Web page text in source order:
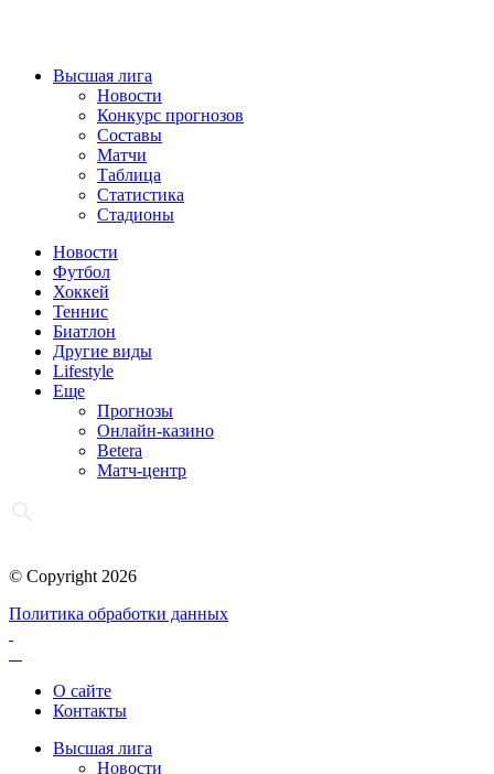
Высшая лига
Новости
Конкурс прогнозов
Составы
Матчи
Таблица
Статистика
Стадионы
Новости
Футбол
Хоккей
Теннис
Биатлон
Другие виды
Lifestyle
Еще
Прогнозы
Онлайн-казино
Betera
Матч-центр
© Copyright 2026
Политика обработки данных
О сайте
Контакты
Высшая лига
Новости